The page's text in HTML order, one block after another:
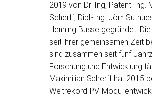
2019 von Dr.-Ing, Patent-Ing.
Scherff, Dipl.-Ing. Jörn
Henning Busse gegründet.
seit ihrer gemeinsamen Zeit
sind zusammen seit fünf
Forschung und Entwicklung
Maximilian Scherff hat 2015
Weltrekord-PV-Modul